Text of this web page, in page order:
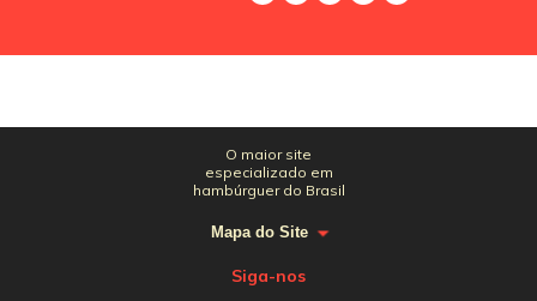
O maior site
especializado em
hambúrguer do Brasil
Mapa do Site
Siga-nos